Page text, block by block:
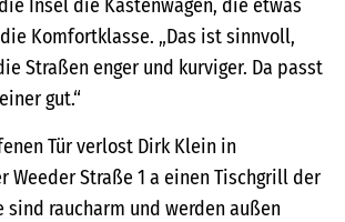
Insel die Kastenwagen, die etwas
Komfortklasse. „Das ist sinnvoll,
Straßen enger und kurviger. Da passt
gut.“
Tür verlost Dirk Klein in
Weeder Straße 1 a einen Tischgrill der
sind raucharm und werden außen